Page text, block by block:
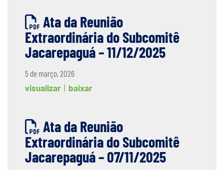
Ata da Reunião
Extraordinária do Subcomitê
Jacarepaguá – 11/12/2025
5 de março, 2026
visualizar
baixar
Ata da Reunião
Extraordinária do Subcomitê
Jacarepaguá – 07/11/2025